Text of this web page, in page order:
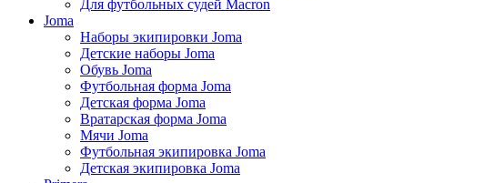
Для футбольных судей Macron
Joma
Наборы экипировки Joma
Детские наборы Joma
Обувь Joma
Футбольная форма Joma
Детская форма Joma
Вратарская форма Joma
Мячи Joma
Футбольная экипировка Joma
Детская экипировка Joma